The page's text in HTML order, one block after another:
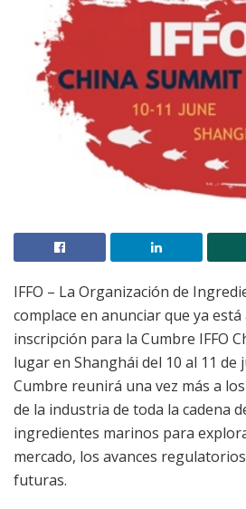
IFFO – La Organización de
complace en anunciar que ya
inscripción para la Cumbre IFFO
lugar en Shanghái del 10 al 11 de
Cumbre reunirá una vez más a
de la industria de toda la cadena
ingredientes marinos para
mercado, los avances
futuras.